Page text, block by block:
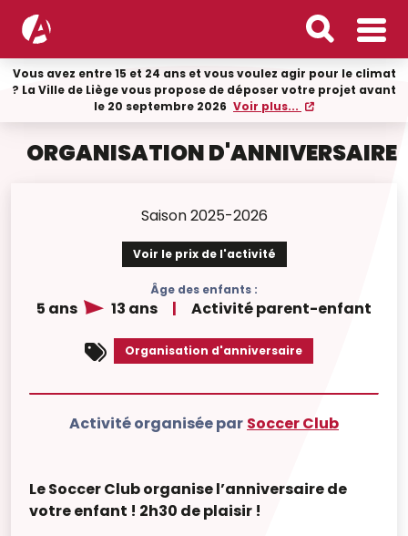
Vous avez entre 15 et 24 ans et vous voulez agir pour le climat
? La Ville de Liège vous propose de déposer votre projet avant
le 20 septembre 2026 Voir plus...
ORGANISATION D'ANNIVERSAIRE
Saison 2025-2026
Voir le prix de l'activité
Âge des enfants :
5 ans 13 ans | Activité parent-enfant
Organisation d'anniversaire
Activité organisée par Soccer Club
Le Soccer Club organise l’anniversaire de
votre enfant ! 2h30 de plaisir !